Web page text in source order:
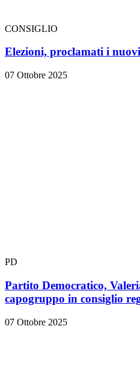
CONSIGLIO
Elezioni, proclamati i
07 Ottobre 2025
PD
Partito Democratico,
capogruppo in consiglio
07 Ottobre 2025